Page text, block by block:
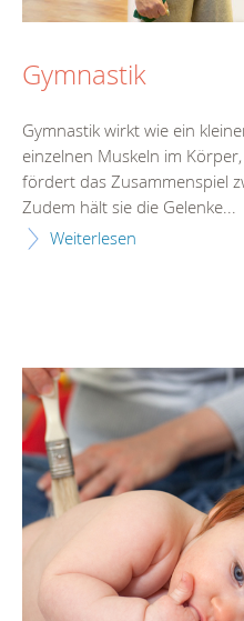
Gymnastik
Gymnastik wirkt wie ein
einzelnen Muskeln im
fördert das Zusammenspiel
Zudem hält sie die Gelenke...
Weiterlesen